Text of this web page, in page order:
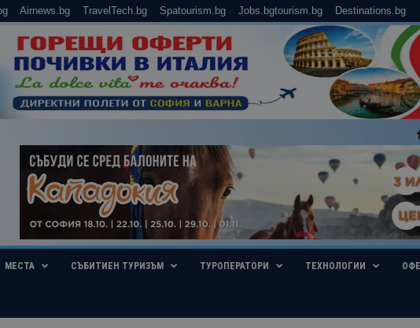
Airnews.bg TravelTech.bg Spatourism.bg Jobs.bgtourism.bg Destinations.bg
МЕСТА СЪБИТИЕН ТУРИЗЪМ ТУРОПЕРАТОРИ ТЕХНОЛОГИИ